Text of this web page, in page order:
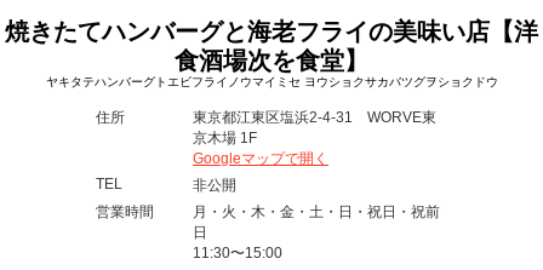
焼きたてハンバーグと海老フライの美味い店【洋
食酒場次を食堂】
ヤキタテハンバーグトエビフライノウマイミセ ヨウショクサカバツグヲショクドウ
住所
東京都江東区塩浜2-4-31 WORVE東
京木場 1F
Googleマップで開く
TEL
非公開
営業時間
月・火・木・金・土・日・祝日・祝前
日
11:30〜15:00